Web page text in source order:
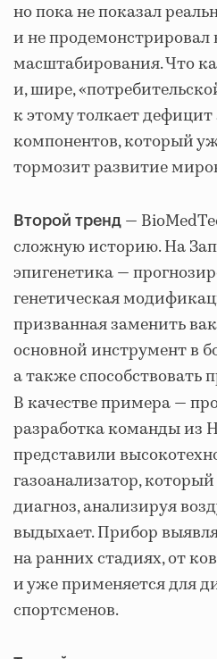
но пока не показал
и не
масштабирования. Что
и, шире,
к этому толкает
компонентов, который
тормозит развитие
Второй тренд —
сложную историю. На
эпигенетика —
генетическая
призванная заменить
основной инструмент в
а также способствовать
В качестве примера —
разработка команды из
представили
газоанализатор,
диагноз, анализируя
выдыхает. Прибор
на ранних стадиях, от
и уже применяется для
спортсменов.